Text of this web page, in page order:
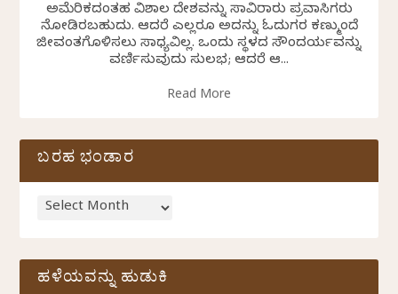
ಅಮೆರಿಕದಂತಹ ವಿಶಾಲ ದೇಶವನ್ನು ಸಾವಿರಾರು ಪ್ರವಾಸಿಗರು
ನೋಡಿರಬಹುದು. ಆದರೆ ಎಲ್ಲರೂ ಅದನ್ನು ಓದುಗರ ಕಣ್ಮುಂದೆ
ಜೀವಂತಗೊಳಿಸಲು ಸಾಧ್ಯವಿಲ್ಲ. ಒಂದು ಸ್ಥಳದ ಸೌಂದರ್ಯವನ್ನು
ವರ್ಣಿಸುವುದು ಸುಲಭ; ಆದರೆ ಆ...
Read More
ಬರಹ ಭಂಡಾರ
ಹಳೆಯವನ್ನು ಹುಡುಕಿ